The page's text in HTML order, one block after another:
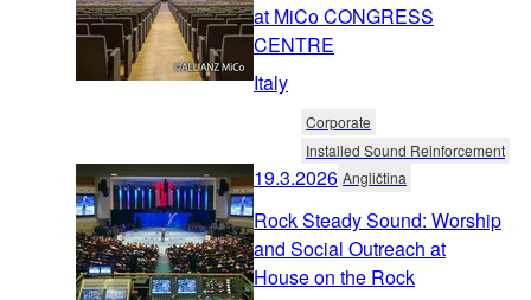
at MiCo CONGRESS
CENTRE
Italy
Corporate
Installed Sound Reinforcement
19.3.2026 Angličtina
Rock Steady Sound: Worship
and Social Outreach at
House on the Rock